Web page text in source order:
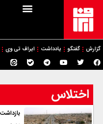
گزارش گفتگو یادداشت ایراف تی وی
اختلاس